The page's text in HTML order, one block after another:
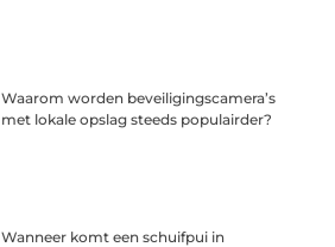
Waarom worden beveiligingscamera’s
met lokale opslag steeds populairder?
Wanneer komt een schuifpui in